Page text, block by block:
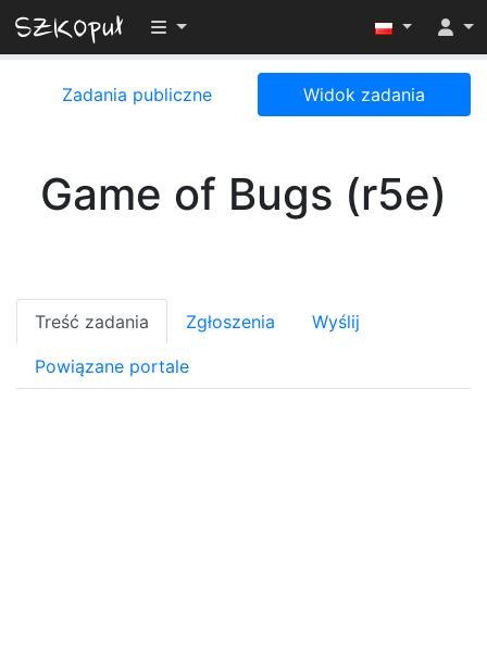
Przełącz widoczność menu
Zadania publiczne Widok zadania
Game of Bugs (r5e)
Treść zadania Zgłoszenia Wyślij
Powiązane portale